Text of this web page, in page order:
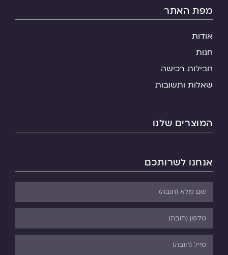
מפת האתר
אודות
חנות
חבילות רכישה
שאלות ותשובות
המוצרים שלנו
אנחנו לשרותכם